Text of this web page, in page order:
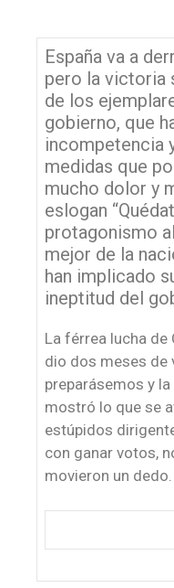
España va a
pero la victoria
de los
gobierno, que
incompetencia
medidas que
mucho dolor y
eslogan
protagonismo
mejor de la
han implicado
ineptitud del
La férrea lucha de
dio dos meses de
preparásemos y
mostró lo que se
estúpidos
con ganar votos,
movieron un dedo.